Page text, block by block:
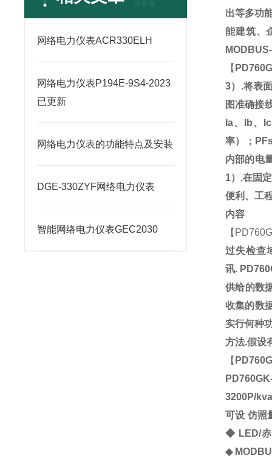
网络电力仪表ACR330ELH
网络电力仪表P194E-9S4-2023
已更新
网络电力仪表的功能特点及安装
DGE-330ZYF网络电力仪表
智能网络电力仪表GEC2030
出等多功
能建筑、
【
3）.将表
图准确接
Ia、Ib、
率）；
内部的电
1）.在固
便利、工
内容
【
过失检查
讯.
供给的数
收集的数
实行何种
方法.假设
【
3200P/
可设 仿照
◆ LED/
◆